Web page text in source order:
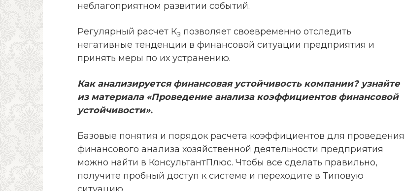
неблагоприятном развитии событий.
Регулярный расчет КЗ позволяет своевременно отследить
негативные тенденции в финансовой ситуации предприятия и
принять меры по их устранению.
Как анализируется финансовая устойчивость компании? узнайте
из материала «Проведение анализа коэффициентов финансовой
устойчивости».
Базовые понятия и порядок расчета коэффициентов для проведения
финансового анализа хозяйственной деятельности предприятия
можно найти в КонсультантПлюс. Чтобы все сделать правильно,
получите пробный доступ к системе и переходите в Типовую